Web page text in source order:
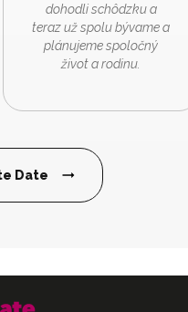
dohodli schôdzku a
teraz už spolu bývame a
plánujeme spoločný
život a rodinu.
Date